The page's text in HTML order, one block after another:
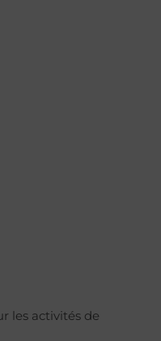
les activités de